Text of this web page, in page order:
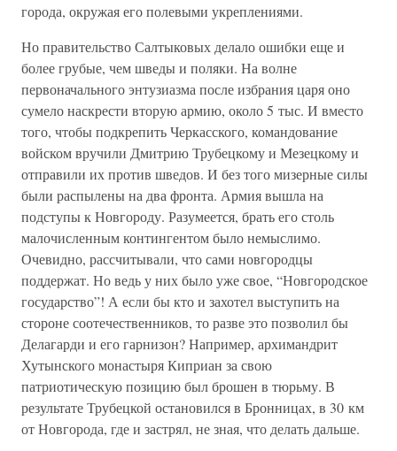
города, окружая его полевыми укреплениями.
Но правительство Салтыковых делало ошибки еще и
более грубые, чем шведы и поляки. На волне
первоначального энтузиазма после избрания царя оно
сумело наскрести вторую армию, около 5 тыс. И вместо
того, чтобы подкрепить Черкасского, командование
войском вручили Дмитрию Трубецкому и Мезецкому и
отправили их против шведов. И без того мизерные силы
были распылены на два фронта. Армия вышла на
подступы к Новгороду. Разумеется, брать его столь
малочисленным контингентом было немыслимо.
Очевидно, рассчитывали, что сами новгородцы
поддержат. Но ведь у них было уже свое, “Новгородское
государство”! А если бы кто и захотел выступить на
стороне соотечественников, то разве это позволил бы
Делагарди и его гарнизон? Например, архимандрит
Хутынского монастыря Киприан за свою
патриотическую позицию был брошен в тюрьму. В
результате Трубецкой остановился в Бронницах, в 30 км
от Новгорода, где и застрял, не зная, что делать дальше.